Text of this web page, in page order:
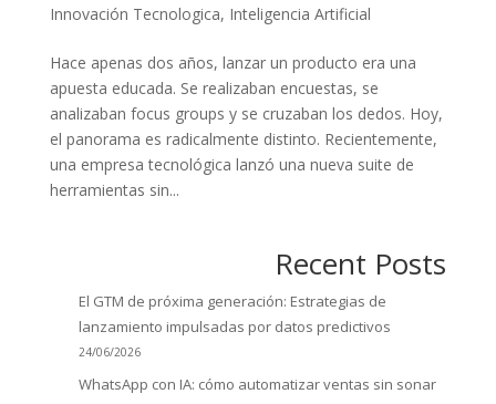
Innovación Tecnologica, Inteligencia Artificial
Hace apenas dos años, lanzar un producto era una
apuesta educada. Se realizaban encuestas, se
analizaban focus groups y se cruzaban los dedos. Hoy,
el panorama es radicalmente distinto. Recientemente,
una empresa tecnológica lanzó una nueva suite de
herramientas sin...
Recent Posts
El GTM de próxima generación: Estrategias de
lanzamiento impulsadas por datos predictivos
24/06/2026
WhatsApp con IA: cómo automatizar ventas sin sonar